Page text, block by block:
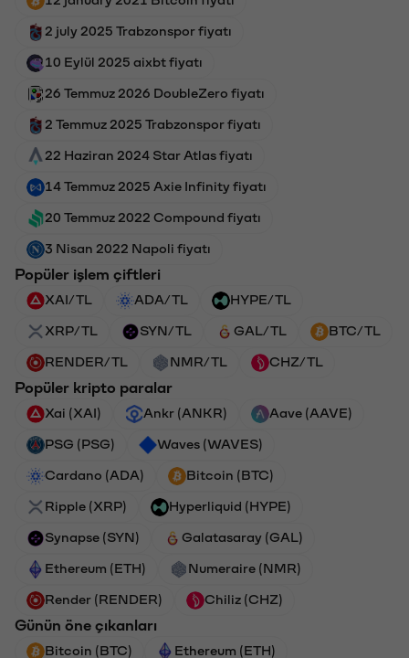
2 july 2025 Trabzonspor fiyatı
10 Eylül 2025 aixbt fiyatı
26 Temmuz 2026 DoubleZero fiyatı
2 Temmuz 2025 Trabzonspor fiyatı
22 Haziran 2024 Star Atlas fiyatı
14 Temmuz 2025 Axie Infinity fiyatı
20 Temmuz 2022 Compound fiyatı
3 Nisan 2022 Napoli fiyatı
Popüler işlem çiftleri
XAI/TL ADA/TL HYPE/TL
XRP/TL SYN/TL GAL/TL BTC/TL
RENDER/TL NMR/TL CHZ/TL
Popüler kripto paralar
Xai (XAI) Ankr (ANKR) Aave (AAVE)
PSG (PSG) Waves (WAVES)
Cardano (ADA) Bitcoin (BTC)
Ripple (XRP) Hyperliquid (HYPE)
Synapse (SYN) Galatasaray (GAL)
Ethereum (ETH) Numeraire (NMR)
Render (RENDER) Chiliz (CHZ)
Günün öne çıkanları
Bitcoin (BTC) Ethereum (ETH)